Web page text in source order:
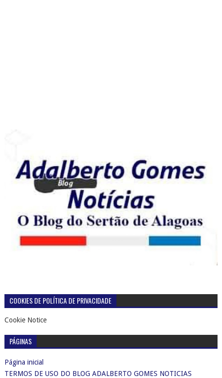
COOKIES DE POLÍTICA DE PRIVACIDADE
Cookie Notice
PÁGINAS
Página inicial
TERMOS DE USO DO BLOG ADALBERTO GOMES NOTICIAS